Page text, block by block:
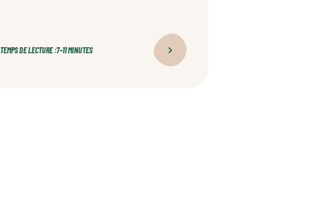
forestiers ? Découvrez les défis actuels
et les solutions mises en place par les
TEMPS DE LECTURE :7–11 MINUTES